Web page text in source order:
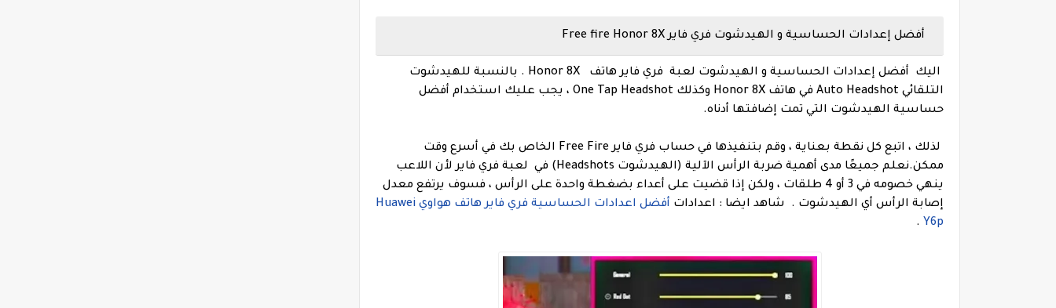
أفضل إعدادات الحساسية و الهيدشوت فري فاير Free fire Honor 8X
اليك
أفضل إعدادات الحساسية و الهيدشوت لعبة فري فاير هاتف Honor 8X . بالنسبة للهيدشوت
التلقائي Auto Headshot في هاتف Honor 8X وكذلك One Tap Headshot ، يجب عليك استخدام أفضل
حساسية الهيدشوت التي تمت إضافتها أدناه.
لذلك ، اتبع كل نقطة بعناية ، وقم بتنفيذها في حساب فري فاير Free Fire الخاص بك في أسرع وقت
ممكن.
نعلم جميعًا مدى أهمية ضربة الرأس الآلية (الهيدشوت Headshots) في لعبة فري فاير لأن اللاعب
ينهي خصومه في 3 أو 4 طلقات ، ولكن إذا قضيت على أعداء بضغطة واحدة على الرأس ، فسوف يرتفع معدل
إصابة الرأس أي الهيدشوت .
شاهد ايضا : اعدادات
أفضل اعدادات الحساسية فري فاير هاتف هواوي Huawei
Y6p
.